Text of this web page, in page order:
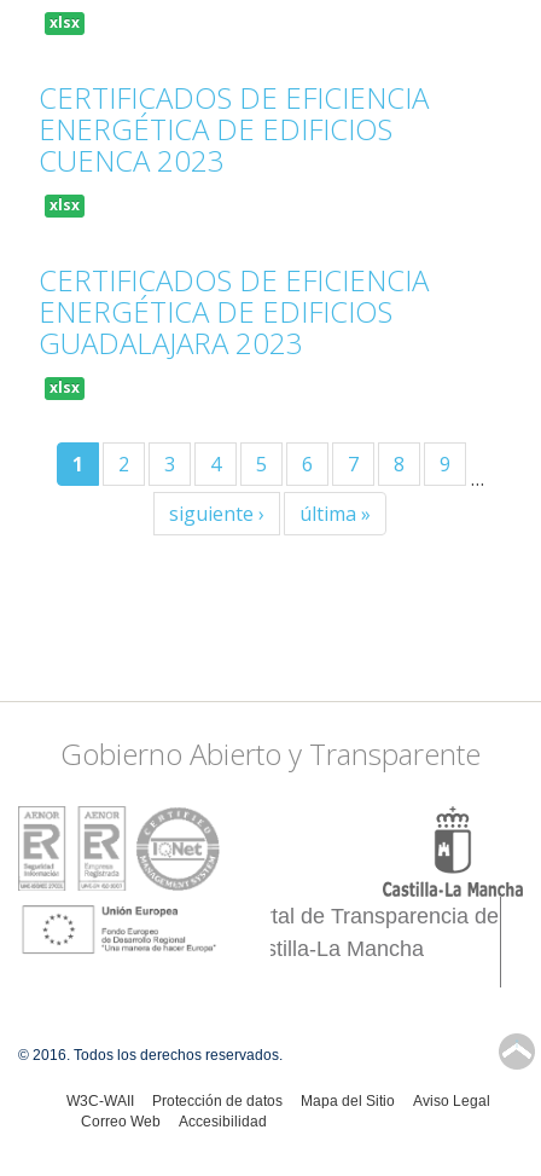
xlsx
CERTIFICADOS DE EFICIENCIA
ENERGÉTICA DE EDIFICIOS
CUENCA 2023
xlsx
CERTIFICADOS DE EFICIENCIA
ENERGÉTICA DE EDIFICIOS
GUADALAJARA 2023
xlsx
1 2 3 4 5 6 7 8 9
…
siguiente ›
última »
Gobierno Abierto y Transparente
Portal de Transparencia de
Castilla-La Mancha
↑
© 2016. Todos los derechos reservados.
W3C-WAII Protección de datos Mapa del Sitio
Aviso Legal
Correo Web
Accesibilidad